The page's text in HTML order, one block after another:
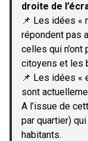
droite de
📌 Les idées «
répondent pas
celles qui
citoyens et les
📌 Les idées «
sont
A l’issue de
par quartier)
habitants.